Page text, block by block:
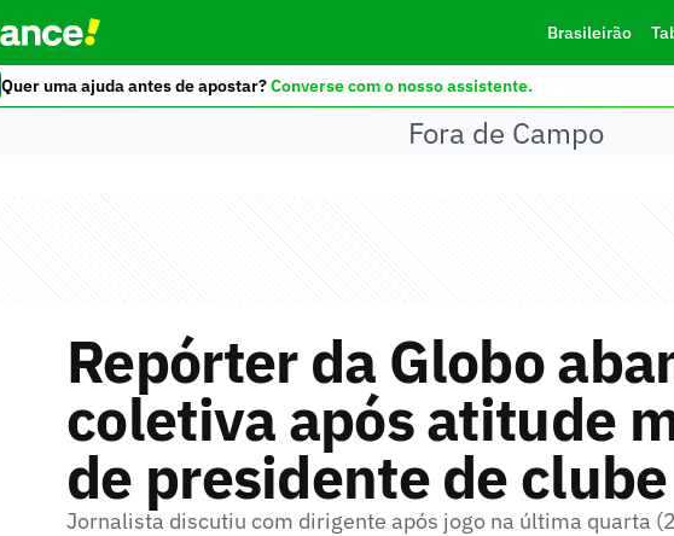
Brasileirão
Quer uma ajuda antes de apostar?Converse com o nosso assistente.
Fora de Campo
Repórter da Globo
coletiva após atitude
de presidente de clube
Jornalista discutiu com dirigente após jogo na última quarta